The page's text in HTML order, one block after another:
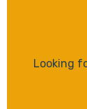
Looking